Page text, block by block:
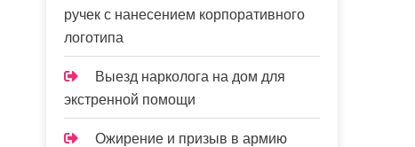
ручек с нанесением корпоративного
логотипа
Выезд нарколога на дом для
экстренной помощи
Ожирение и призыв в армию